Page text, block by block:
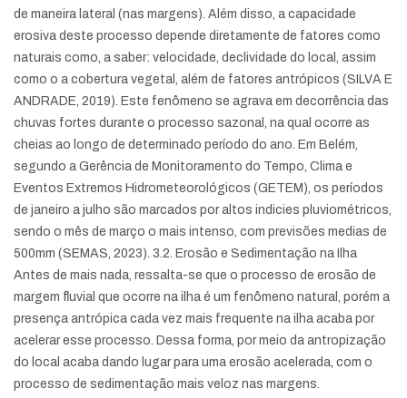
de maneira lateral (nas margens). Além disso, a capacidade
erosiva deste processo depende diretamente de fatores como
naturais como, a saber: velocidade, declividade do local, assim
como o a cobertura vegetal, além de fatores antrópicos (SILVA E
ANDRADE, 2019). Este fenômeno se agrava em decorrência das
chuvas fortes durante o processo sazonal, na qual ocorre as
cheias ao longo de determinado período do ano. Em Belém,
segundo a Gerência de Monitoramento do Tempo, Clima e
Eventos Extremos Hidrometeorológicos (GETEM), os períodos
de janeiro a julho são marcados por altos indicies pluviométricos,
sendo o mês de março o mais intenso, com previsões medias de
500mm (SEMAS, 2023). 3.2. Erosão e Sedimentação na Ilha
Antes de mais nada, ressalta-se que o processo de erosão de
margem fluvial que ocorre na ilha é um fenômeno natural, porém a
presença antrópica cada vez mais frequente na ilha acaba por
acelerar esse processo. Dessa forma, por meio da antropização
do local acaba dando lugar para uma erosão acelerada, com o
processo de sedimentação mais veloz nas margens.